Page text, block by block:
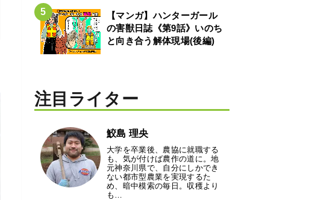
【マンガ】ハンターガール
の害獣日誌《第9話》いのち
と向き合う解体現場(後編)
注目ライター
鮫島 理央
大学を卒業後、農協に就職する
も、気が付けば農作の道に。地
元神奈川県で、自分にしかでき
ない都市型農業を実現するた
め、暗中模索の毎日。収穫より
も…